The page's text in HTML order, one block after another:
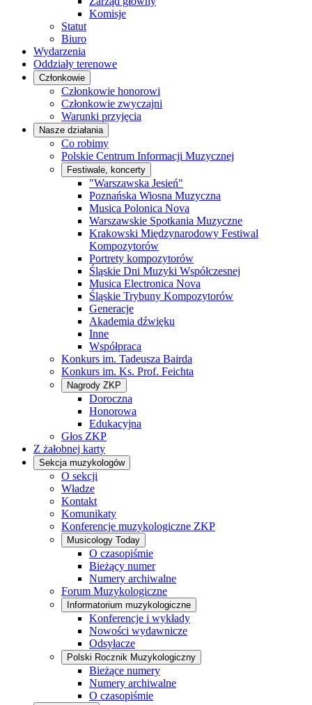
Komisje
Statut
Biuro
Wydarzenia
Oddziały terenowe
Członkowie
Członkowie honorowi
Członkowie zwyczajni
Warunki przyjęcia
Nasze działania
Co robimy
Polskie Centrum Informacji Muzycznej
Festiwale, koncerty
"Warszawska Jesień"
Poznańska Wiosna Muzyczna
Musica Polonica Nova
Warszawskie Spotkania Muzyczne
Krakowski Międzynarodowy Festiwal
Kompozytorów
Portrety kompozytorów
Śląskie Dni Muzyki Współczesnej
Musica Electronica Nova
Śląskie Trybuny Kompozytorów
Generacje
Akademia dźwięku
Inne
Współpraca
Konkurs im. Tadeusza Bairda
Konkurs im. Ks. Prof. Feichta
Nagrody ZKP
Doroczna
Honorowa
Edukacyjna
Głos ZKP
Z żałobnej karty
Sekcja muzykologów
O sekcji
Władze
Kontakt
Komunikaty
Konferencje muzykologiczne ZKP
Musicology Today
O czasopiśmie
Bieżący numer
Numery archiwalne
Forum Muzykologiczne
Informatorium muzykologiczne
Konferencje i wykłady
Nowości wydawnicze
Odsyłacze
Polski Rocznik Muzykologiczny
Bieżące numery
Numery archiwalne
O czasopiśmie